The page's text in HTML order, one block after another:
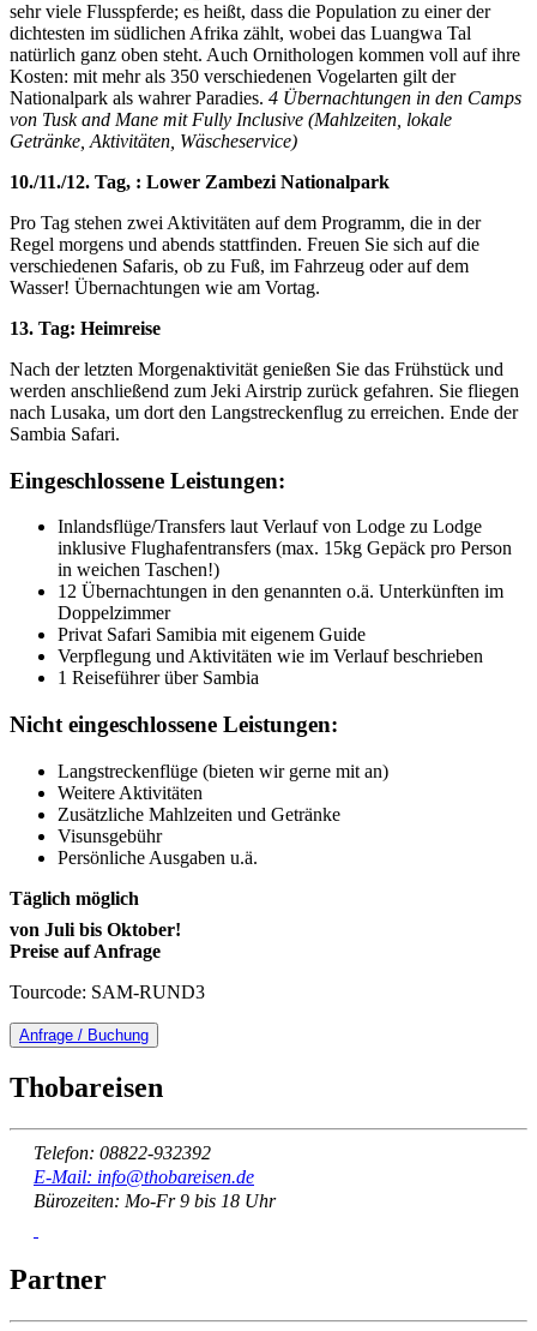
sehr viele Flusspferde; es heißt, dass die Population zu einer der
dichtesten im südlichen Afrika zählt, wobei das Luangwa Tal
natürlich ganz oben steht. Auch Ornithologen kommen voll auf ihre
Kosten: mit mehr als 350 verschiedenen Vogelarten gilt der
Nationalpark als wahrer Paradies. 4 Übernachtungen in den Camps
von Tusk and Mane mit Fully Inclusive (Mahlzeiten, lokale
Getränke, Aktivitäten, Wäscheservice)
10./11./12. Tag, : Lower Zambezi Nationalpark
Pro Tag stehen zwei Aktivitäten auf dem Programm, die in der
Regel morgens und abends stattfinden. Freuen Sie sich auf die
verschiedenen Safaris, ob zu Fuß, im Fahrzeug oder auf dem
Wasser! Übernachtungen wie am Vortag.
13. Tag: Heimreise
Nach der letzten Morgenaktivität genießen Sie das Frühstück und
werden anschließend zum Jeki Airstrip zurück gefahren. Sie fliegen
nach Lusaka, um dort den Langstreckenflug zu erreichen. Ende der
Sambia Safari.
Eingeschlossene Leistungen:
Inlandsflüge/Transfers laut Verlauf von Lodge zu Lodge
inklusive Flughafentransfers (max. 15kg Gepäck pro Person
in weichen Taschen!)
12 Übernachtungen in den genannten o.ä. Unterkünften im
Doppelzimmer
Privat Safari Samibia mit eigenem Guide
Verpflegung und Aktivitäten wie im Verlauf beschrieben
1 Reiseführer über Sambia
Nicht eingeschlossene Leistungen:
Langstreckenflüge (bieten wir gerne mit an)
Weitere Aktivitäten
Zusätzliche Mahlzeiten und Getränke
Visunsgebühr
Persönliche Ausgaben u.ä.
Täglich möglich
von Juli bis Oktober!
Preise auf Anfrage
Tourcode: SAM-RUND3
Anfrage / Buchung
Thobareisen
Telefon: 08822-932392
E-Mail: info@thobareisen.de
Bürozeiten: Mo-Fr 9 bis 18 Uhr
Partner